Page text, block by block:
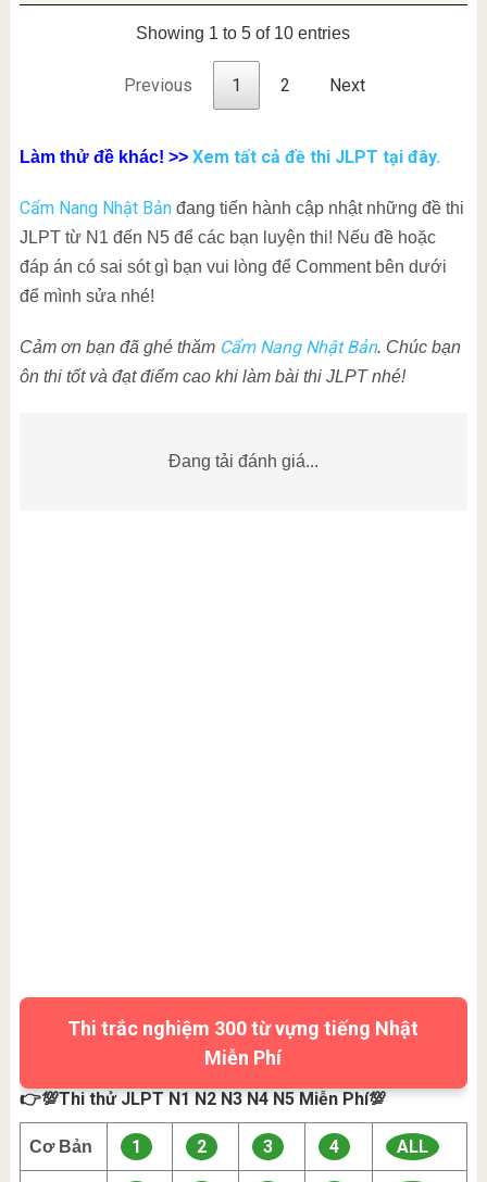
Showing 1 to 5 of 10 entries
Previous 1 2 Next
Làm thử đề khác! >> Xem tất cả đề thi JLPT tại đây.
Cẩm Nang Nhật Bảnđang tiến hành cập nhật những đề thi
JLPT từ N1 đến N5 để các bạn luyện thi! Nếu đề hoặc
đáp án có sai sót gì bạn vui lòng để Comment bên dưới
để mình sửa nhé!
Cảm ơn bạn đã ghé thăm Cẩm Nang Nhật Bản. Chúc bạn
ôn thi tốt và đạt điểm cao khi làm bài thi JLPT nhé!
Đang tải đánh giá...
Thi trắc nghiệm 300 từ vựng tiếng Nhật
Miễn Phí
👉💯Thi thử JLPT N1 N2 N3 N4 N5 Miễn Phí💯
Cơ Bản 1 2 3 4 ALL